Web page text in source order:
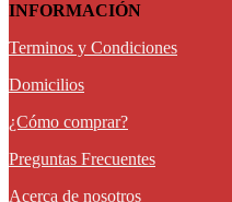
INFORMACIÓN
Terminos y Condiciones
Domicilios
¿Cómo comprar?
Preguntas Frecuentes
Acerca de nosotros